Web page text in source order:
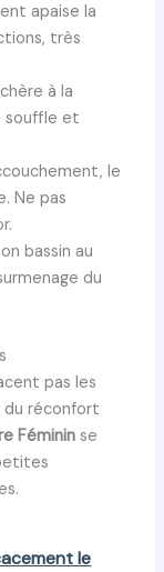
apaise la
très
à la
souffle et
le
Ne pas
bassin au
du
pas les
du réconfort
Fémininse
le